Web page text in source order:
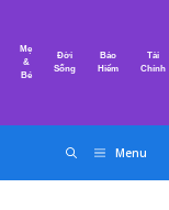
Mẹ
&
Bé
Đời
Sống
Bảo
Hiểm
Tài
Chính
Menu